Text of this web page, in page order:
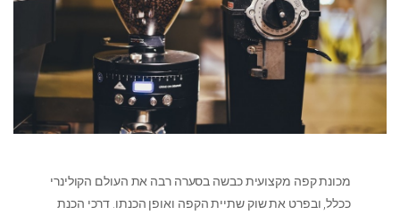
מכונת קפה מקצועית כבשה בסערה רבה את העולם הקולינרי
ככלל, ובפרט את שוק שתיית הקפה ואופן הכנתו. דרכי הכנת